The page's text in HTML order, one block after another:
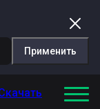
Применить